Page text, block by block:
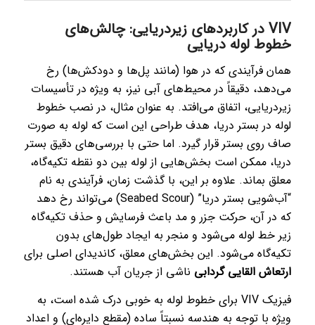
VIV در کاربردهای زیردریایی: چالش‌های
خطوط لوله دریایی
همان فرآیندی که در هوا (مانند پل‌ها و دودکش‌ها) رخ
می‌دهد، دقیقاً در محیط‌های آبی نیز، به ویژه در تأسیسات
زیردریایی، اتفاق می‌افتد. به عنوان مثال، در نصب خطوط
لوله در بستر دریا، هدف طراحی این است که لوله به صورت
صاف روی بستر قرار گیرد. اما حتی با بررسی‌های دقیق بستر
دریا، ممکن است بخش‌هایی از لوله بین دو نقطه تکیه‌گاه،
معلق بماند. علاوه بر این، با گذشت زمان، فرآیندی به نام
“آب‌شویی بستر دریا” (Seabed Scour) می‌تواند رخ دهد
که در آن، حرکت جزر و مد باعث فرسایش و حذف تکیه‌گاه
زیر خط لوله می‌شود و منجر به ایجاد طول‌های بدون
تکیه‌گاه می‌شود. این بخش‌های معلق، کاندیدای اصلی برای
ارتعاش القایی گردابی ناشی از جریان آب هستند.
فیزیک VIV برای خطوط لوله به خوبی درک شده است، به
ویژه با توجه به هندسه نسبتاً ساده (مقطع دایره‌ای) و اعداد